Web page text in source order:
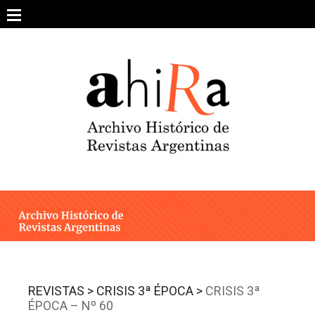
content
ARCHIVO DE REVISTAS
ESTUDIOS CRÍTICOS
INTEGRANTES
CONTACTO
REVISTAS > CRISIS 3ª ÉPOCA > CRISIS 3ª
ÉPOCA – Nº 60